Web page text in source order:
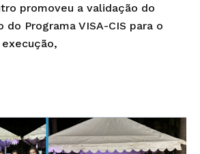
promoveu a validação do
do Programa VISA-CIS para o